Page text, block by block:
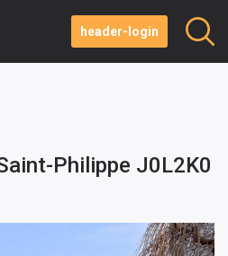
header-login
Philippe J0L2K0